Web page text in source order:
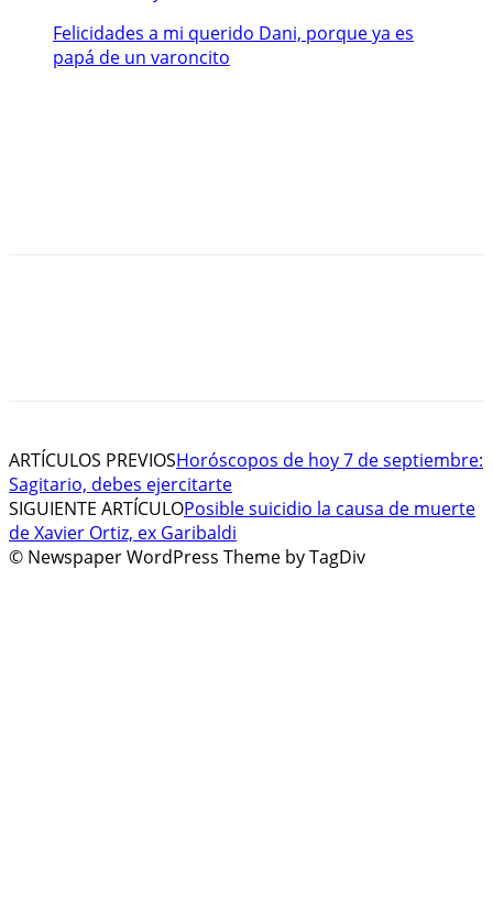
Felicidades a mi querido Dani, porque ya es
papá de un varoncito
ARTÍCULOS PREVIOSHoróscopos de hoy 7 de septiembre:
Sagitario, debes ejercitarte
SIGUIENTE ARTÍCULOPosible suicidio la causa de muerte
de Xavier Ortiz, ex Garibaldi
© Newspaper WordPress Theme by TagDiv